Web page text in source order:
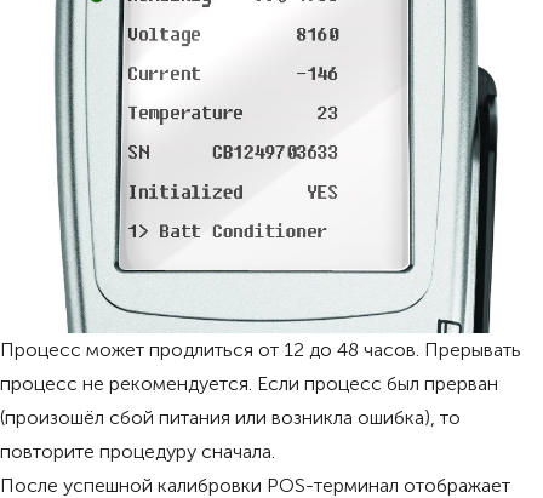
Процесс может продлиться от 12 до 48 часов. Прерывать
процесс не рекомендуется. Если процесс был прерван
(произошёл сбой питания или возникла ошибка), то
повторите процедуру сначала.
После успешной калибровки POS-терминал отображает